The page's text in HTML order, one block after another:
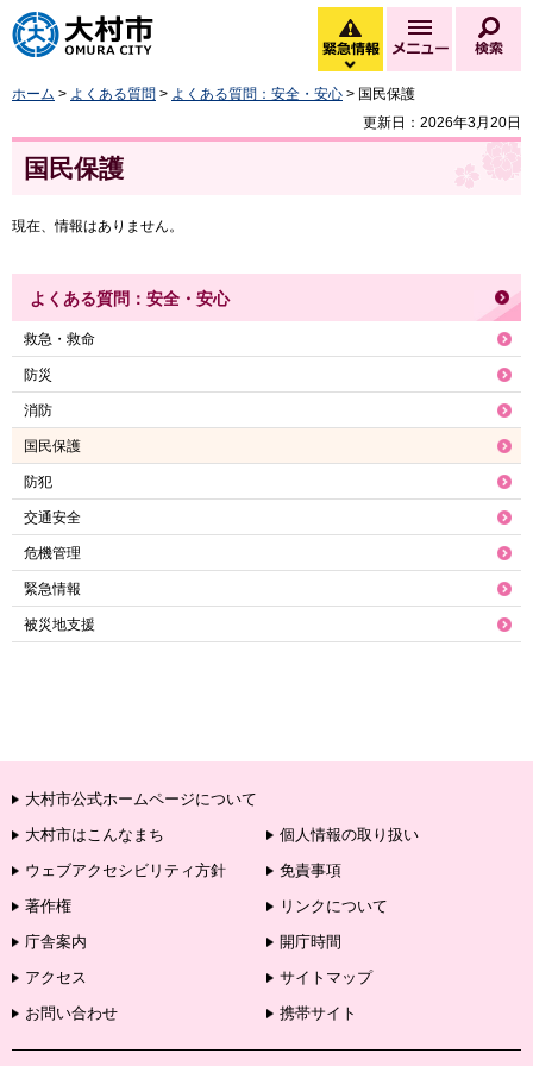
大村市
緊急情報
緊急情報を開く
メニュー
ホーム > よくある質問 > よくある質問：安全・安心 > 国民保護
更新日：2026年3月20日
国民保護
現在、情報はありません。
よくある質問：安全・安心
救急・救命
防災
消防
国民保護
防犯
交通安全
危機管理
緊急情報
被災地支援
大村市公式ホームページについて
大村市はこんなまち
個人情報の取り扱い
ウェブアクセシビリティ方針
免責事項
著作権
リンクについて
庁舎案内
開庁時間
アクセス
サイトマップ
お問い合わせ
携帯サイト